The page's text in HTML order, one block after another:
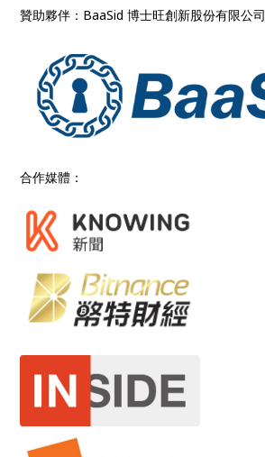
贊助夥伴：BaaSid 博士旺創新股份有限公司
合作媒體：